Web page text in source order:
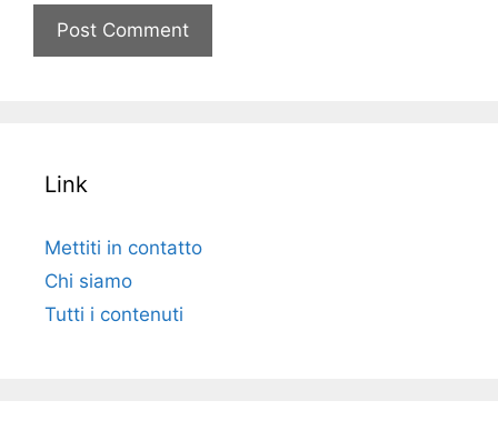
Link
Mettiti in contatto
Chi siamo
Tutti i contenuti